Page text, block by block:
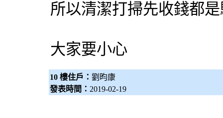
所以清潔打掃先收錢都
大家要小心
10 樓住戶： 劉昀康
發表時間： 2019-02-19